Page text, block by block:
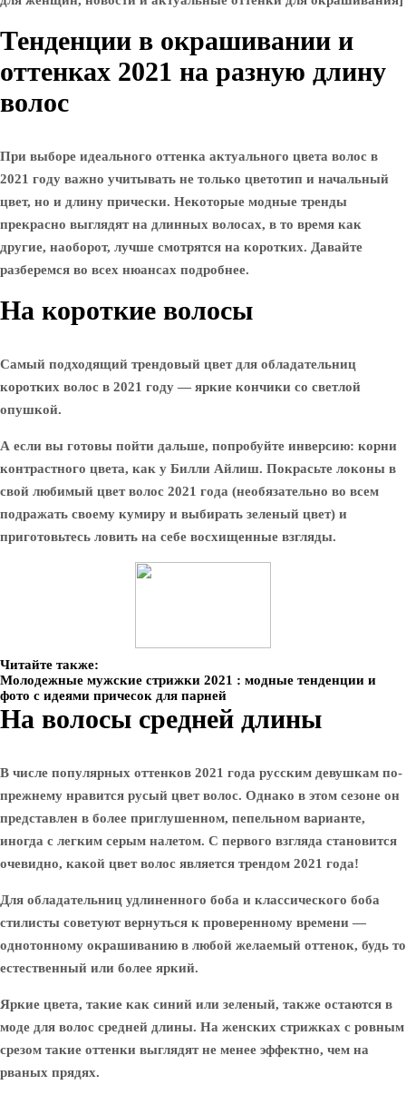
Тенденции в окрашивании и
оттенках 2021 на разную длину
волос
При выборе идеального оттенка актуального цвета волос в
2021 году важно учитывать не только цветотип и начальный
цвет, но и длину прически. Некоторые модные тренды
прекрасно выглядят на длинных волосах, в то время как
другие, наоборот, лучше смотрятся на коротких. Давайте
разберемся во всех нюансах подробнее.
На короткие волосы
Самый подходящий трендовый цвет для обладательниц
коротких волос в 2021 году — яркие кончики со светлой
опушкой.
А если вы готовы пойти дальше, попробуйте инверсию: корни
контрастного цвета, как у Билли Айлиш. Покрасьте локоны в
свой любимый цвет волос 2021 года (необязательно во всем
подражать своему кумиру и выбирать зеленый цвет) и
приготовьтесь ловить на себе восхищенные взгляды.
Читайте также:
Молодежные мужские стрижки 2021 : модные тенденции и
фото с идеями причесок для парней
На волосы средней длины
В числе популярных оттенков 2021 года русским девушкам по-
прежнему нравится русый цвет волос. Однако в этом сезоне он
представлен в более приглушенном, пепельном варианте,
иногда с легким серым налетом. С первого взгляда становится
очевидно, какой цвет волос является трендом 2021 года!
Для обладательниц удлиненного боба и классического боба
стилисты советуют вернуться к проверенному времени —
однотонному окрашиванию в любой желаемый оттенок, будь то
естественный или более яркий.
Яркие цвета, такие как синий или зеленый, также остаются в
моде для волос средней длины. На женских стрижках с ровным
срезом такие оттенки выглядят не менее эффектно, чем на
рваных прядях.